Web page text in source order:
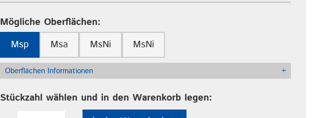
Mögliche Oberflächen:
Msp
Msa MsNi MsNi
Oberflächen Informationen +
Stückzahl wählen und in den Warenkorb legen: